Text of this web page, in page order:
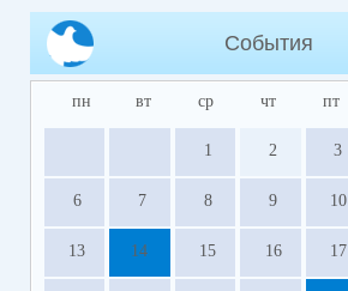
События
пн вт ср чт пт
1 2 3
6 7 8 9 10
13 14 15 16 17